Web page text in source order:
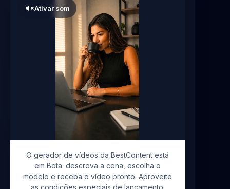
Ativar som
O gerador de vídeos da BestContent está
em Beta: descreva a cena, escolha o
modelo e receba o vídeo pronto. Aproveite
as condições especiais de lançamento.
marketing.
PRODUTOS
BestContent Social
BestContent Chat 2.0
BestContent Links
BestContent Academy
Sobre a BestContent AI
Central de Ajuda